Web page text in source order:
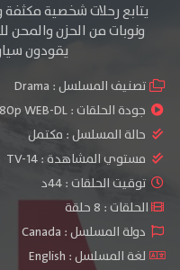
يتابع رحلات شخصية مكثفة
ونوبات من الحزن والمحن
يقودون
تصنيف المسلسل : Drama
جودة الحلقات :WEB-DL
حالة المسلسل : مكتمل
مستوي المشاهدة :TV-14
توقيت الحلقات : 44د
الحلقات : 8 حلقة
دولة المسلسل : Canada
لغة المسلسل : English